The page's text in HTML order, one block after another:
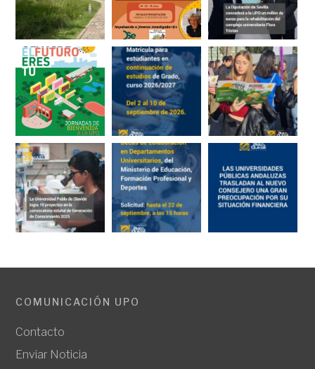
COMUNICACIÓN UPO
Contacto
Enviar Noticia